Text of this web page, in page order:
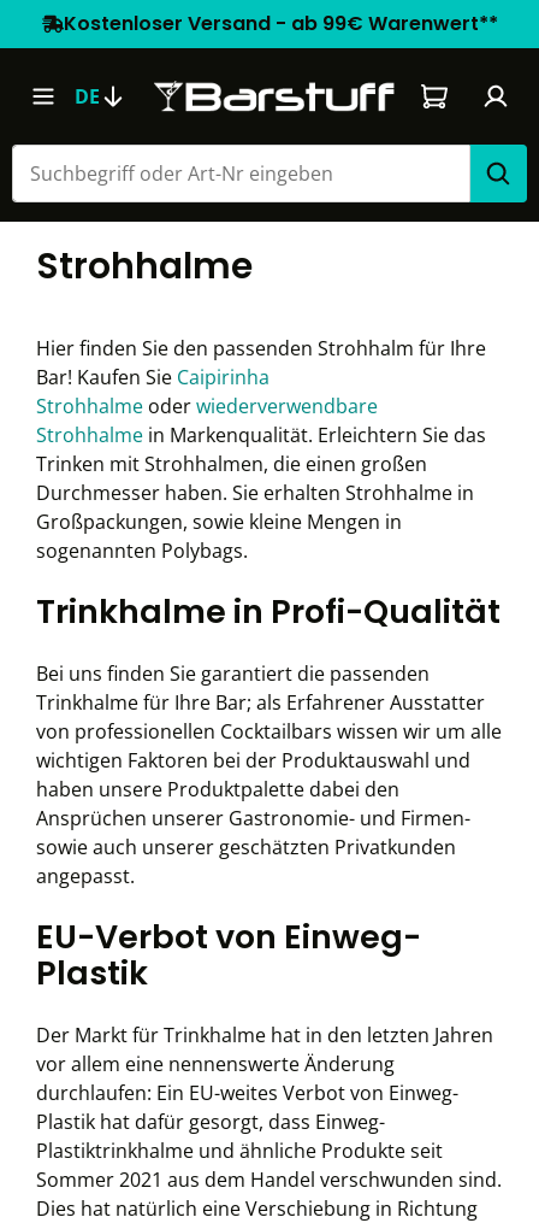
Kostenloser Versand - ab 99€ Warenwert**
DE Warenkorb
Strohhalme
Hier finden Sie den passenden Strohhalm für Ihre
Bar! Kaufen Sie Caipirinha
Strohhalme oderwiederverwendbare
Strohhalme in Markenqualität. Erleichtern Sie das
Trinken mit Strohhalmen, die einen großen
Durchmesser haben. Sie erhalten Strohhalme in
Großpackungen, sowie kleine Mengen in
sogenannten Polybags.
Trinkhalme in Profi-Qualität
Bei uns finden Sie garantiert die passenden
Trinkhalme für Ihre Bar; als Erfahrener Ausstatter
von professionellen Cocktailbars wissen wir um alle
wichtigen Faktoren bei der Produktauswahl und
haben unsere Produktpalette dabei den
Ansprüchen unserer Gastronomie- und Firmen-
sowie auch unserer geschätzten Privatkunden
angepasst.
EU-Verbot von Einweg-
Plastik
Der Markt für Trinkhalme hat in den letzten Jahren
vor allem eine nennenswerte Änderung
durchlaufen: Ein EU-weites Verbot von Einweg-
Plastik hat dafür gesorgt, dass Einweg-
Plastiktrinkhalme und ähnliche Produkte seit
Sommer 2021 aus dem Handel verschwunden sind.
Dies hat natürlich eine Verschiebung in Richtung